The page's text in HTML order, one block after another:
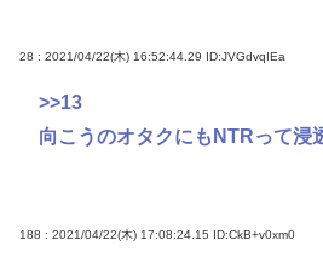
28 : 2021/04/22(木) 16:52:44.29 ID:JVGdvqIEa
>>13
向こうのオタクにもNTRって
188 : 2021/04/22(木) 17:08:24.15 ID:CkB+v0xm0